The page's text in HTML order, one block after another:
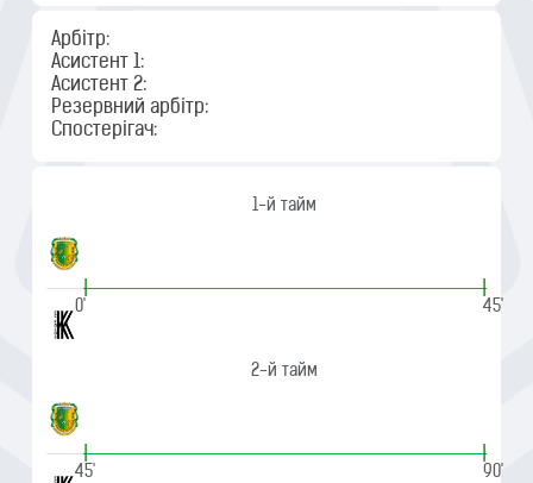
Арбітр:
Асистент 1:
Асистент 2:
Резервний арбітр:
Спостерігач:
1-й тайм
|
0'
|
45'
2-й тайм
|
45'
|
90'